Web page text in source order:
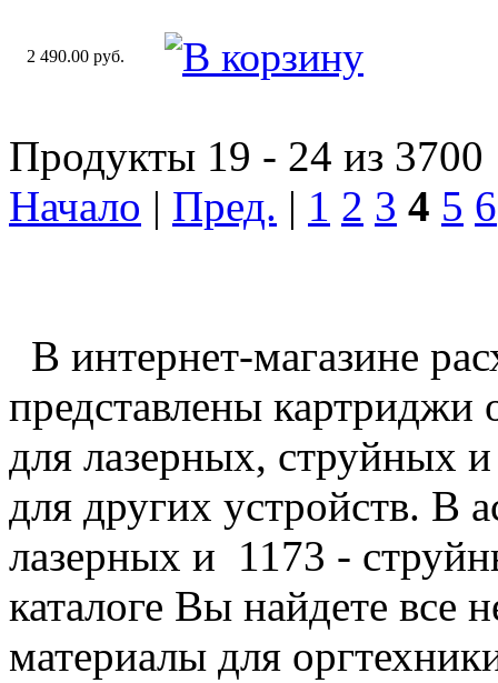
2 490.00 руб.
Продукты 19 - 24 из 3700
Начало | Пред. | 1 2 3 4 5 6
В интернет-магазине
представлены
для лазерных, струйных
для других устройств. В
лазерных и 1173 -
каталоге Вы найдете все
материалы для